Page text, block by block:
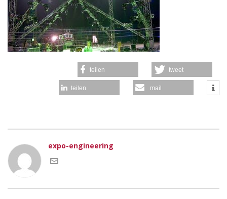
teilen tweet
teilen mail
expo-engineering